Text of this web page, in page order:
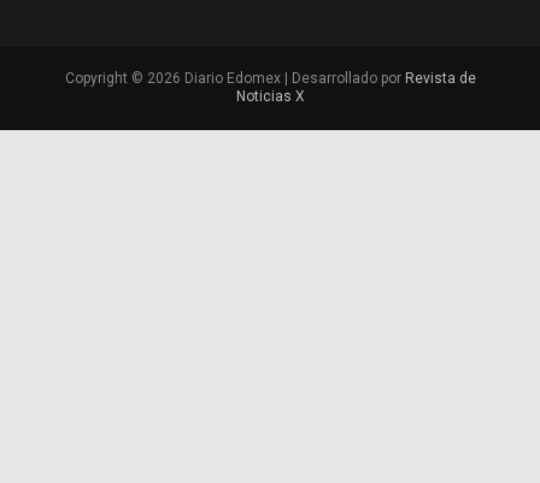
Copyright © 2026 Diario Edomex | Desarrollado por Revista de
Noticias X